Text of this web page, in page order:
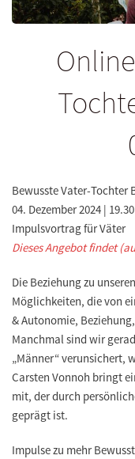
Bewusste Vater-Tochter
04. Dezember 2024 |
Impulsvortrag für Väter
Dieses Angebot findet
Die Beziehung zu
Möglichkeiten, die von
& Autonomie,
Manchmal sind wir
„Männer“ verunsichert,
Carsten Vonnoh bringt
mit, der durch
geprägt ist.
Impulse zu mehr